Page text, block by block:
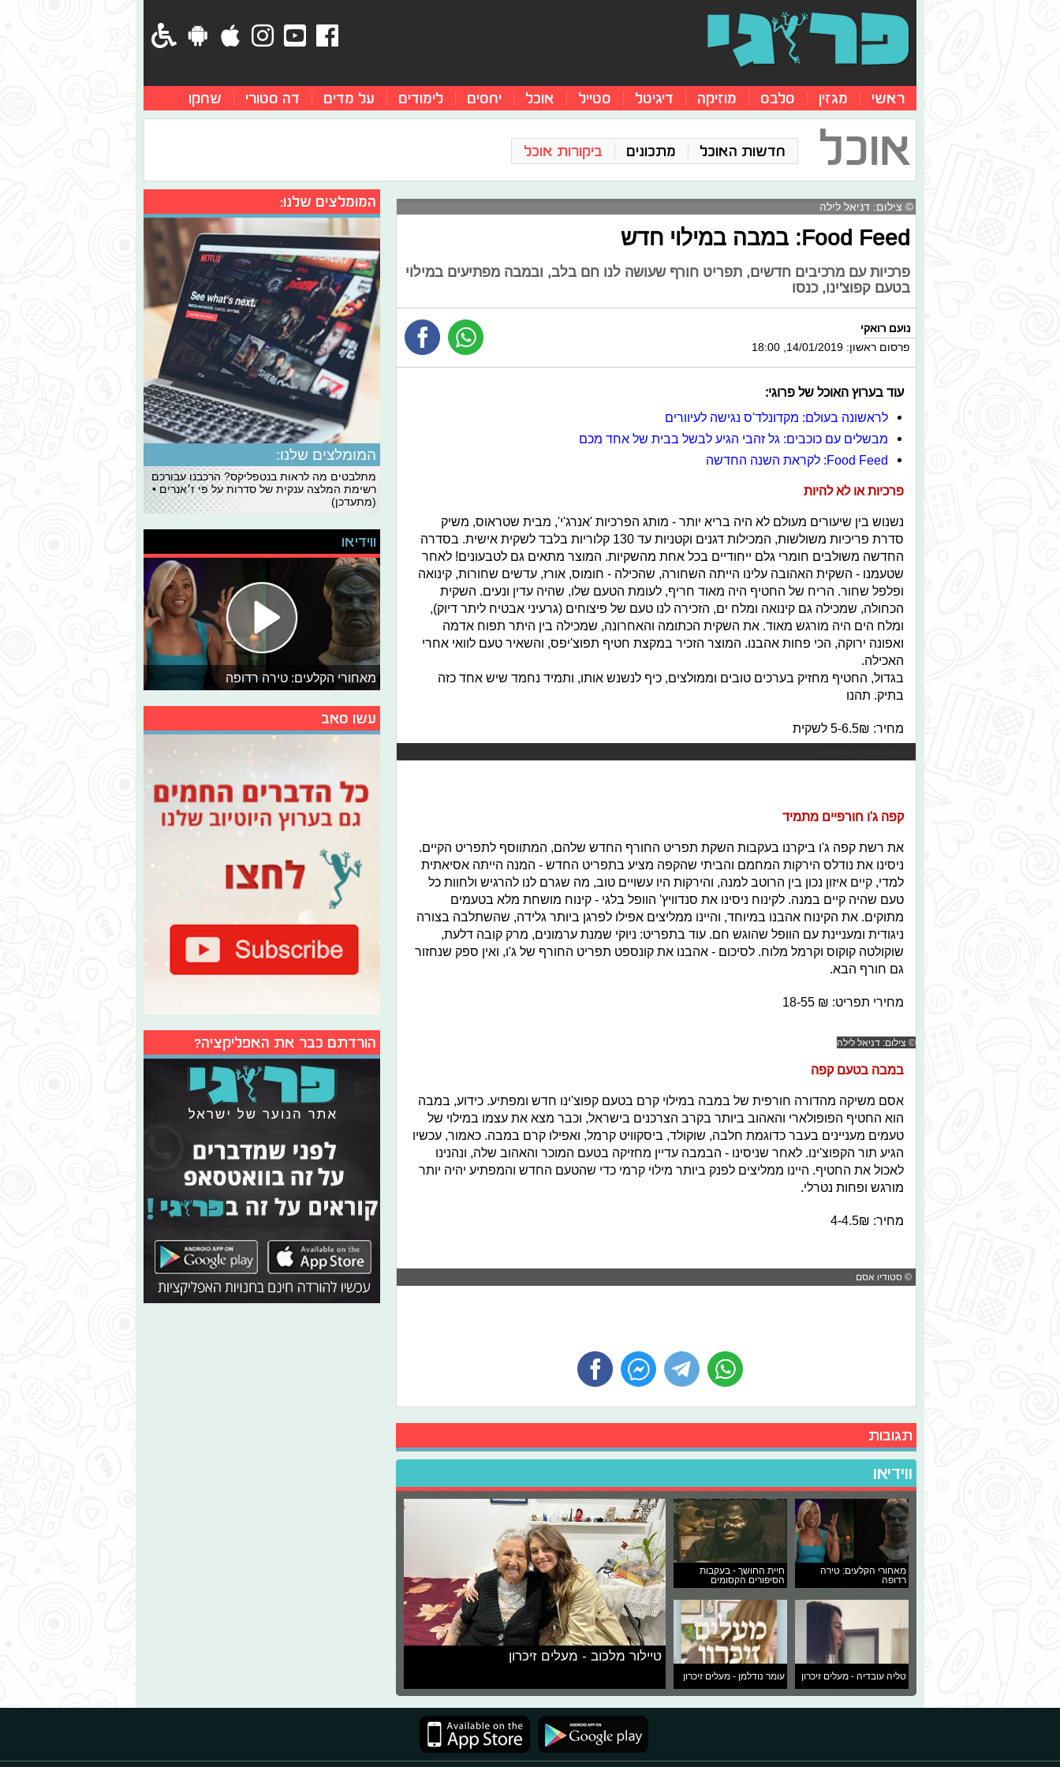
ראשי מגזין סלבס מוזיקה דיגיטל סטייל אוכל יחסים לימודים על מדים דה סטורי שחקו
אוכל חדשות האוכל מתכונים ביקורות אוכל
© צילום: דניאל לילה
Food Feed: במבה במילוי חדש
פרכיות עם מרכיבים חדשים, תפריט חורף שעושה לנו חם בלב, ובמבה מפתיעים במילוי
בטעם קפוצ'ינו, כנסו
נועם רואקי
פרסום ראשון: 14/01/2019, 18:00
עוד בערוץ האוכל של פרוגי:
לראשונה בעולם: מקדונלד'ס נגישה לעיוורים
מבשלים עם כוכבים: גל זהבי הגיע לבשל בבית של אחד מכם
Food Feed: לקראת השנה החדשה
פרכיות או לא להיות
נשנוש בין שיעורים מעולם לא היה בריא יותר - מותג הפרכיות 'אנרג'י', מבית שטראוס, משיק
סדרת פריכיות משולשות, המכילות דגנים וקטניות עד 130 קלוריות בלבד לשקית אישית. בסדרה
החדשה משולבים חומרי גלם ייחודיים בכל אחת מהשקיות. המוצר מתאים גם לטבעונים! לאחר
שטעמנו - השקית האהובה עלינו הייתה השחורה, שהכילה - חומוס, אורז, עדשים שחורות, קינואה
ופלפל שחור. הריח של החטיף היה מאוד חריף, לעומת הטעם שלו, שהיה עדין ונעים. השקית
הכחולה, שמכילה גם קינואה ומלח ים, הזכירה לנו טעם של פיצוחים (גרעיני אבטיח ליתר דיוק),
ומלח הים היה מורגש מאוד. את השקית הכתומה והאחרונה, שמכילה בין היתר תפוח אדמה
ואפונה ירוקה, הכי פחות אהבנו. המוצר הזכיר במקצת חטיף תפוצ'יפס, והשאיר טעם לוואי אחרי
האכילה.
בגדול, החטיף מחזיק בערכים טובים וממולצים, כיף לנשנש אותו, ותמיד נחמד שיש אחד כזה
בתיק. תהנו
מחיר: 5-6.5₪ לשקית
קפה ג'ו חורפיים מתמיד
את רשת קפה ג'ו ביקרנו בעקבות השקת תפריט החורף החדש שלהם, המתווסף לתפריט הקיים.
ניסינו את נודלס הירקות המחמם והביתי שהקפה מציע בתפריט החדש - המנה הייתה אסיאתית
למדי, קיים איזון נכון בין הרוטב למנה, והירקות היו עשויים טוב, מה שגרם לנו להרגיש ולחוות כל
טעם שהיה קיים במנה. לקינוח ניסינו את סנדוויץ' הוופל בלגי - קינוח מושחת מלא בטעמים
מתוקים. את הקינוח אהבנו במיוחד, והיינו ממליצים אפילו לפרגן ביותר גלידה, שהשתלבה בצורה
ניגודית ומעניינת עם הוופל שהוגש חם. עוד בתפריט: ניוקי שמנת ערמונים, מרק קובה דלעת,
שוקולטה קוקוס וקרמל מלוח. לסיכום - אהבנו את קונספט תפריט החורף של ג'ו, ואין ספק שנחזור
גם חורף הבא.
מחירי תפריט: ₪ 18-55
© צילום: דניאל לילה
במבה בטעם קפה
אסם משיקה מהדורה חורפית של במבה במילוי קרם בטעם קפוצ'ינו חדש ומפתיע. כידוע, במבה
הוא החטיף הפופולארי והאהוב ביותר בקרב הצרכנים בישראל, וכבר מצא את עצמו במילוי של
טעמים מעניינים בעבר כדוגמת חלבה, שוקולד, ביסקוויט קרמל, ואפילו קרם במבה. כאמור, עכשיו
הגיע תור הקפוצ'ינו. לאחר שניסינו - הבמבה עדיין מחזיקה בטעם המוכר והאהוב שלה, ונהנינו
לאכול את החטיף. היינו ממליצים לפנק ביותר מילוי קרמי כדי שהטעם החדש והמפתיע יהיה יותר
מורגש ופחות נטרלי.
מחיר: 4-4.5₪
© סטודיו אסם
תגובות
ווידיאו
מאחורי הקלעים: טירה
רדופה
חיית החושך - בעקבות
הסיפורים הקסומים
טליה עובדיה - מעלים זיכרון עומר נודלמן - מעלים זיכרון
טיילור מלכוב - מעלים זיכרון
המומלצים שלנו:
המומלצים שלנו:
מתלבטים מה לראות בנטפליקס? הרכבנו עבורכם
רשימת המלצה ענקית של סדרות על פי ז׳אנרים •
(מתעדכן)
ווידיאו
מאחורי הקלעים: טירה רדופה
עשו סאב
הורדתם כבר את האפליקציה?